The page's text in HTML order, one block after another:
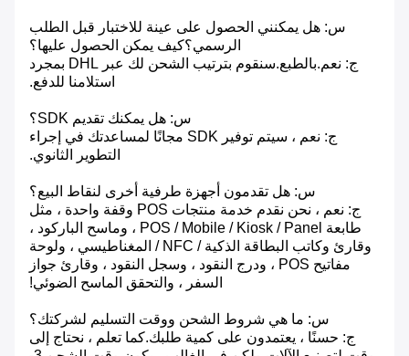
س: هل يمكنني الحصول على عينة للاختبار قبل الطلب
الرسمي؟كيف يمكن الحصول عليها؟
ج: نعم.بالطبع.سنقوم بترتيب الشحن لك عبر DHL بمجرد
استلامنا للدفع.
س: هل يمكنك تقديم SDK؟
ج: نعم ، سيتم توفير SDK مجانًا لمساعدتك في إجراء
التطوير الثانوي.
س: هل تقدمون أجهزة طرفية أخرى لنقاط البيع؟
ج: نعم ، نحن نقدم خدمة منتجات POS وقفة واحدة ، مثل
طابعة POS / Mobile / Kiosk / Panel ، وماسح الباركود ،
وقارئ وكاتب البطاقة الذكية / NFC / المغناطيسي ، ولوحة
مفاتيح POS ، ودرج النقود ، وسجل النقود ، وقارئ جواز
السفر ، والتحقق الماسح الضوئي!
س: ما هي شروط الشحن ووقت التسليم لشركتك؟
ج: حسنًا ، يعتمدون على كمية طلبك.كما تعلم ، نحتاج إلى